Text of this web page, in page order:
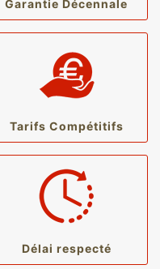
Garantie Décennale
Tarifs Compétitifs
Délai respecté